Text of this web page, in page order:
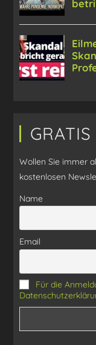
Wollen Sie immer
kostenlosen
Name
Email
Für die